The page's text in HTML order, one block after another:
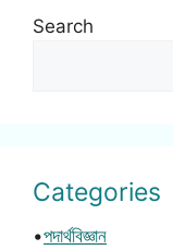
Search
Categories
•পদার্থবিজ্ঞান